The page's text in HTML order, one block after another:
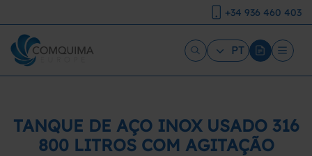
+34 936 460 403
PT
TANQUE DE AÇO INOX USADO 316
800 LITROS COM AGITAÇÃO